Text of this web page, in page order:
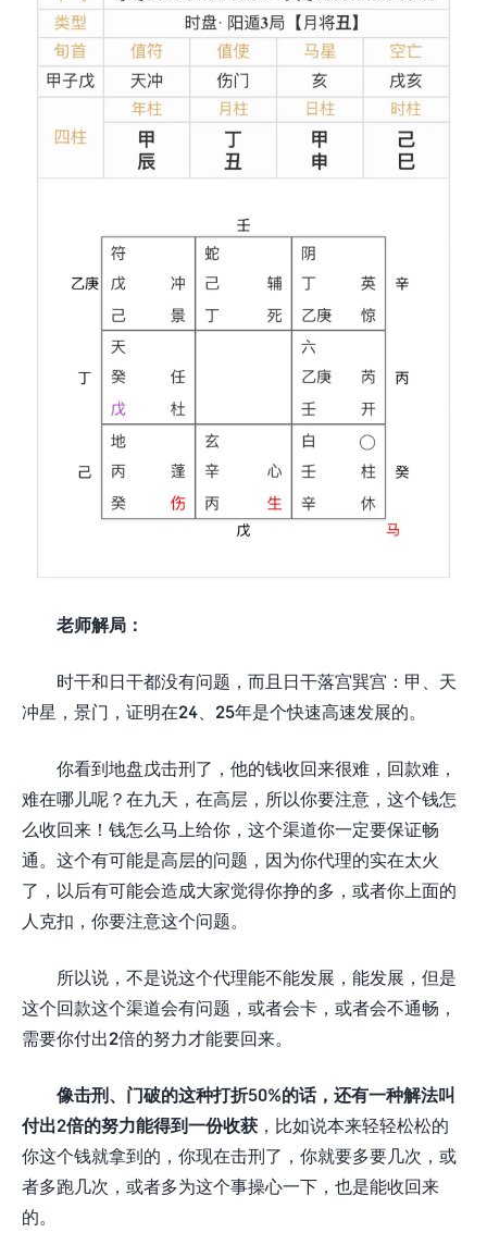
老师解局：
时干和日干都没有问题，而且日干落宫巽宫：甲、天
冲星，景门，证明在24、25年是个快速高速发展的。
你看到地盘戊击刑了，他的钱收回来很难，回款难，
难在哪儿呢？在九天，在高层，所以你要注意，这个钱怎
么收回来！钱怎么马上给你，这个渠道你一定要保证畅
通。这个有可能是高层的问题，因为你代理的实在太火
了，以后有可能会造成大家觉得你挣的多，或者你上面的
人克扣，你要注意这个问题。
所以说，不是说这个代理能不能发展，能发展，但是
这个回款这个渠道会有问题，或者会卡，或者会不通畅，
需要你付出2倍的努力才能要回来。
像击刑、门破的这种打折50%的话，还有一种解法叫
付出2倍的努力能得到一份收获 ，比如说本来轻轻松松的
你这个钱就拿到的，你现在击刑了，你就要多要几次，或
者多跑几次，或者多为这个事操心一下，也是能收回来
的。